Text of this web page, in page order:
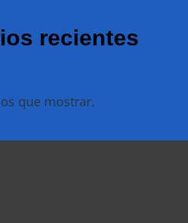
recientes
que mostrar.